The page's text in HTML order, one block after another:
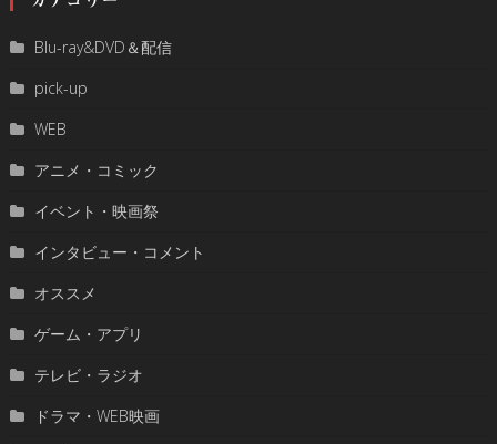
Blu-ray&DVD＆配信
pick-up
WEB
アニメ・コミック
イベント・映画祭
インタビュー・コメント
オススメ
ゲーム・アプリ
テレビ・ラジオ
ドラマ・WEB映画